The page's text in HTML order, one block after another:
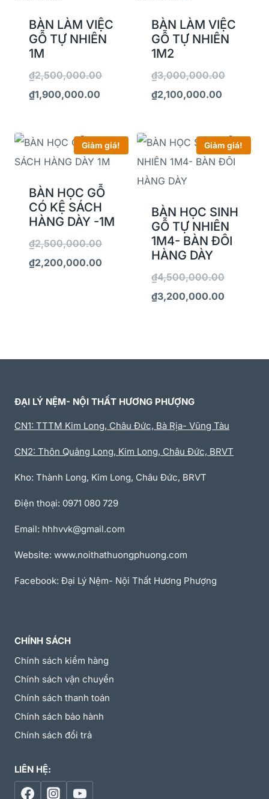
BÀN LÀM VIỆC
GỖ TỰ NHIÊN
1M
₫2,500,000.00
₫1,900,000.00
BÀN LÀM VIỆC
GỖ TỰ NHIÊN
1M2
₫3,000,000.00
₫2,100,000.00
Giảm giá!
BÀN HỌC GỖ
CÓ KỆ SÁCH
HÀNG DÀY -1M
₫2,500,000.00
₫2,200,000.00
Giảm giá!
BÀN HỌC SINH
GỖ TỰ NHIÊN
1M4- BÀN ĐÔI
HÀNG DÀY
₫4,500,000.00
₫3,200,000.00
ĐẠI LÝ NỆM- NỘI THẤT HƯƠNG PHƯỢNG
CN1: TTTM Kim Long, Châu Đức, Bà Rịa- Vũng Tàu
CN2: Thôn Quảng Long, Kim Long, Châu Đức, BRVT
Kho: Thành Long, Kim Long, Châu Đức, BRVT
Điện thoại: 0971 080 729
Email: hhhvvk@gmail.com
Website: www.noithathuongphuong.com
Facebook: Đại Lý Nệm- Nội Thất Hương Phượng
CHÍNH SÁCH
Chính sách kiểm hàng
Chính sách vận chuyển
Chính sách thanh toán
Chính sách bảo hành
Chính sách đổi trả
LIÊN HỆ: